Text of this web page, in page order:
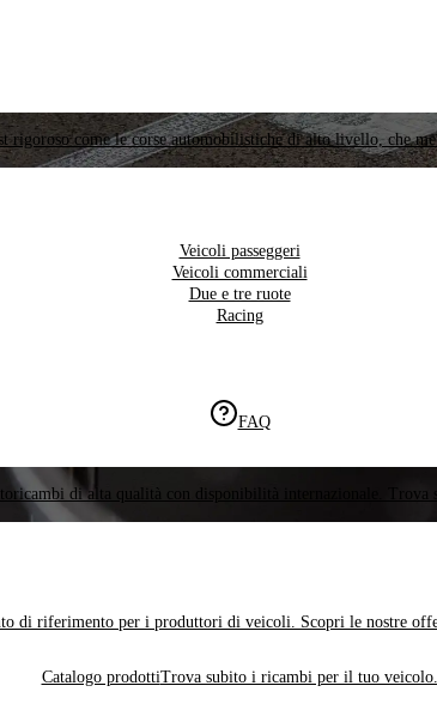
rigoroso come le corse automobilistiche di alto livello, che
Veicoli passeggeri
Veicoli commerciali
Due e tre ruote
Racing
FAQ
di alta qualità con disponibilità internazionale. Trova
di riferimento per i produttori di veicoli. Scopri le nostre
Catalogo prodottiTrova subito i ricambi per il tuo veicolo.